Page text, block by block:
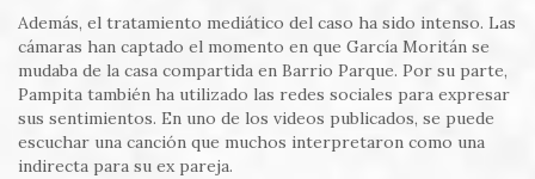
Además, el tratamiento mediático del caso ha sido intenso. Las
cámaras han captado el momento en que García Moritán se
mudaba de la casa compartida en Barrio Parque. Por su parte,
Pampita también ha utilizado las redes sociales para expresar
sus sentimientos. En uno de los videos publicados, se puede
escuchar una canción que muchos interpretaron como una
indirecta para su ex pareja.